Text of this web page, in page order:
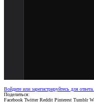
Войдите или зарегистрируйтесь для ответа.
Поделиться:
Facebook Twitter Reddit Pinterest Tumblr